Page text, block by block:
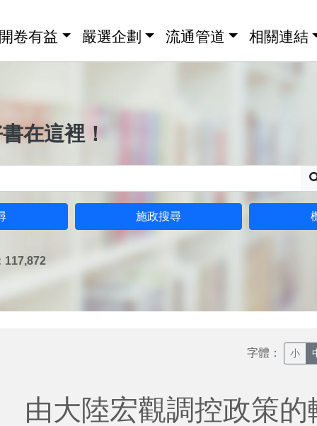
卷有益 嚴選企劃 流通管道 相關連結
在這裡！
施政搜尋
117,872
字體： 小
由大陸宏觀調控政策